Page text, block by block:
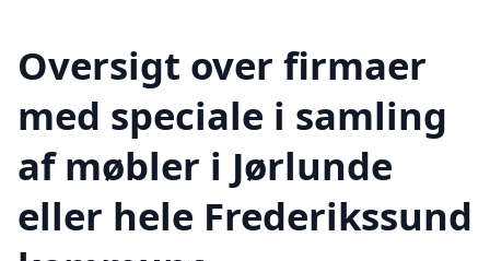
Oversigt over firmaer
med speciale i samling
af møbler i Jørlunde
eller hele Frederikssund